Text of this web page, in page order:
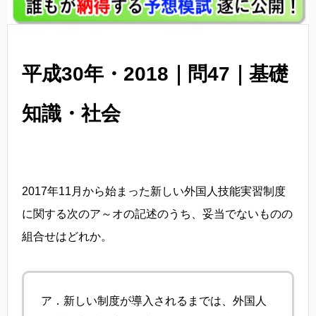
平成30年・2018｜問47｜基礎
知識・社会
2017年11月から始まった新しい外国人技能実習制度
に関する次のア～オの記述のうち、妥当でないものの
組合せはどれか。
ア．新しい制度が導入されるまでは、外国人